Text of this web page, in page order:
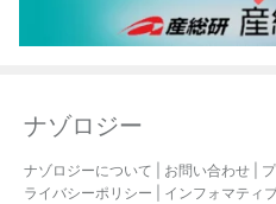
ナゾロジー
ナゾロジーについて お問い合わせ
ライバシーポリシー
インフォマティ